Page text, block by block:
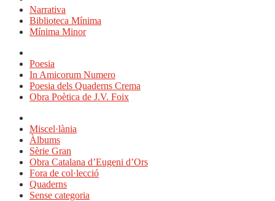
Narrativa
Biblioteca Mínima
Mínima Minor
Poesia
In Amicorum Numero
Poesia dels Quaderns Crema
Obra Poètica de J.V. Foix
Miscel·lània
Àlbums
Sèrie Gran
Obra Catalana d’Eugeni d’Ors
Fora de col·lecció
Quaderns
Sense categoria